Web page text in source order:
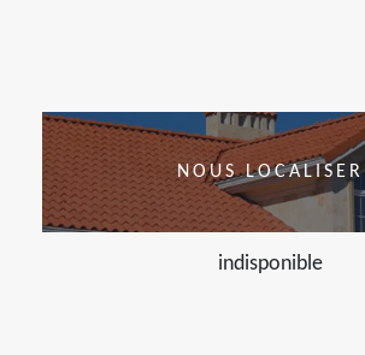
NOUS LOCALISER
indisponible